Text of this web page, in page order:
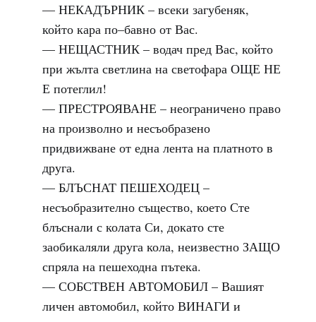
— НЕКАДЪРНИК – всеки загубеняк,
който кара по–бавно от Вас.
— НЕЩАСТНИК – водач пред Вас, който
при жълта светлина на светофара ОЩЕ НЕ
Е потеглил!
— ПРЕСТРОЯВАНЕ – неограничено право
на произволно и несъобразено
придвижване от една лента на платното в
друга.
— БЛЪСНАТ ПЕШЕХОДЕЦ –
несъобразително същество, което Сте
блъснали с колата Си, докато сте
заобикаляли друга кола, неизвестно ЗАЩО
спряла на пешеходна пътека.
— СОБСТВЕН АВТОМОБИЛ – Вашият
личен автомобил, който ВИНАГИ и